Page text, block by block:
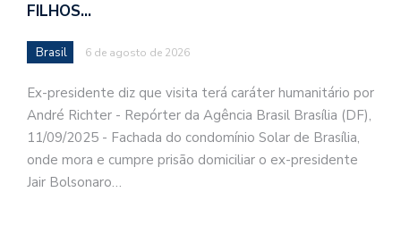
FILHOS…
Brasil 6 de agosto de 2026
Ex-presidente diz que visita terá caráter humanitário por
André Richter - Repórter da Agência Brasil Brasília (DF),
11/09/2025 - Fachada do condomínio Solar de Brasília,
onde mora e cumpre prisão domiciliar o ex-presidente
Jair Bolsonaro…